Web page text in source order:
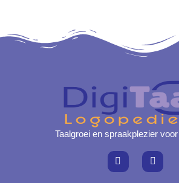
Taalgroei en spraakplezier